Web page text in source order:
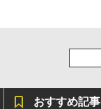
おすすめ記事